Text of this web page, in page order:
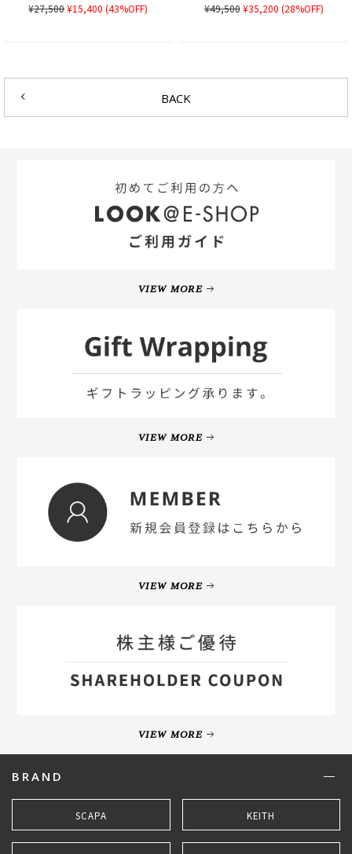
¥27,500¥15,400 (43%OFF)
¥49,500¥35,200 (28%OFF)
BACK
VIEW MORE
VIEW MORE
VIEW MORE
VIEW MORE
BRAND
SCAPA KEITH